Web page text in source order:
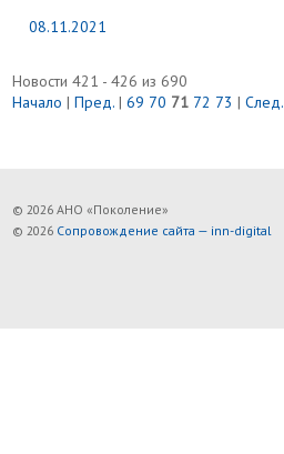
08.11.2021
Новости 421 - 426 из 690
Начало |Пред. |69 70 71 72 73 |След.
© 2026 АНО «Поколение»
© 2026 Сопровождение сайта — inn-digital